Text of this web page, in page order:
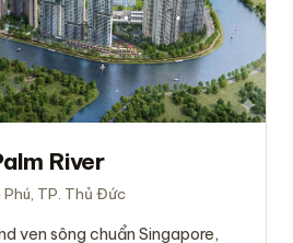
River
Phú, TP. Thủ Đức
ven sông chuẩn Singapore,